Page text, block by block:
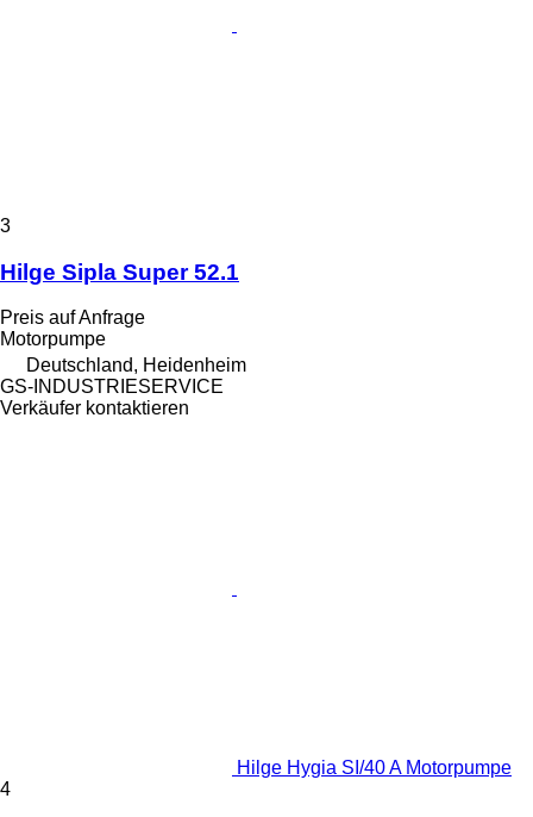
3
Hilge Sipla Super 52.1
Preis auf Anfrage
Motorpumpe
Deutschland, Heidenheim
GS-INDUSTRIESERVICE
Verkäufer kontaktieren
Hilge Hygia SI/40 A Motorpumpe
4